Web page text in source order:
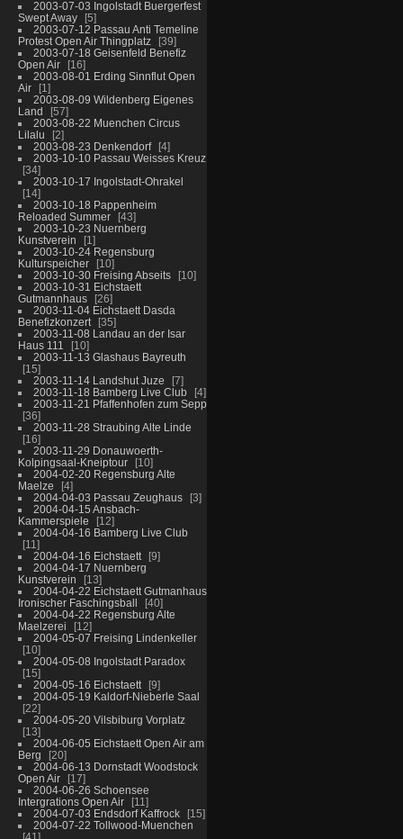
2003-07-03 Ingolstadt Buergerfest
Swept Away
5
2003-07-12 Passau Anti Temeline
Protest Open Air Thingplatz
39
2003-07-18 Geisenfeld Benefiz
Open Air
16
2003-08-01 Erding Sinnflut Open
Air
1
2003-08-09 Wildenberg Eigenes
Land
57
2003-08-22 Muenchen Circus
Lilalu
2
2003-08-23 Denkendorf
4
2003-10-10 Passau Weisses Kreuz
34
2003-10-17 Ingolstadt-Ohrakel
14
2003-10-18 Pappenheim
Reloaded Summer
43
2003-10-23 Nuernberg
Kunstverein
1
2003-10-24 Regensburg
Kulturspeicher
10
2003-10-30 Freising Abseits
10
2003-10-31 Eichstaett
Gutmannhaus
26
2003-11-04 Eichstaett Dasda
Benefizkonzert
35
2003-11-08 Landau an der Isar
Haus 111
10
2003-11-13 Glashaus Bayreuth
15
2003-11-14 Landshut Juze
7
2003-11-18 Bamberg Live Club
4
2003-11-21 Pfaffenhofen zum Sepp
36
2003-11-28 Straubing Alte Linde
16
2003-11-29 Donauwoerth-
Kolpingsaal-Kneiptour
10
2004-02-20 Regensburg Alte
Maelze
4
2004-04-03 Passau Zeughaus
3
2004-04-15 Ansbach-
Kammerspiele
12
2004-04-16 Bamberg Live Club
11
2004-04-16 Eichstaett
9
2004-04-17 Nuernberg
Kunstverein
13
2004-04-22 Eichstaett Gutmanhaus
Ironischer Faschingsball
40
2004-04-22 Regensburg Alte
Maelzerei
12
2004-05-07 Freising Lindenkeller
10
2004-05-08 Ingolstadt Paradox
15
2004-05-16 Eichstaett
9
2004-05-19 Kaldorf-Nieberle Saal
22
2004-05-20 Vilsbiburg Vorplatz
13
2004-06-05 Eichstaett Open Air am
Berg
20
2004-06-13 Dornstadt Woodstock
Open Air
17
2004-06-26 Schoensee
Intergrations Open Air
11
2004-07-03 Endsdorf Kaffrock
15
2004-07-22 Tollwood-Muenchen
41